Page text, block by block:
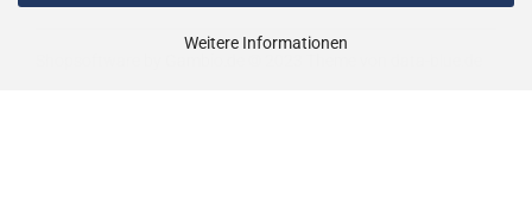
Weitere Informationen